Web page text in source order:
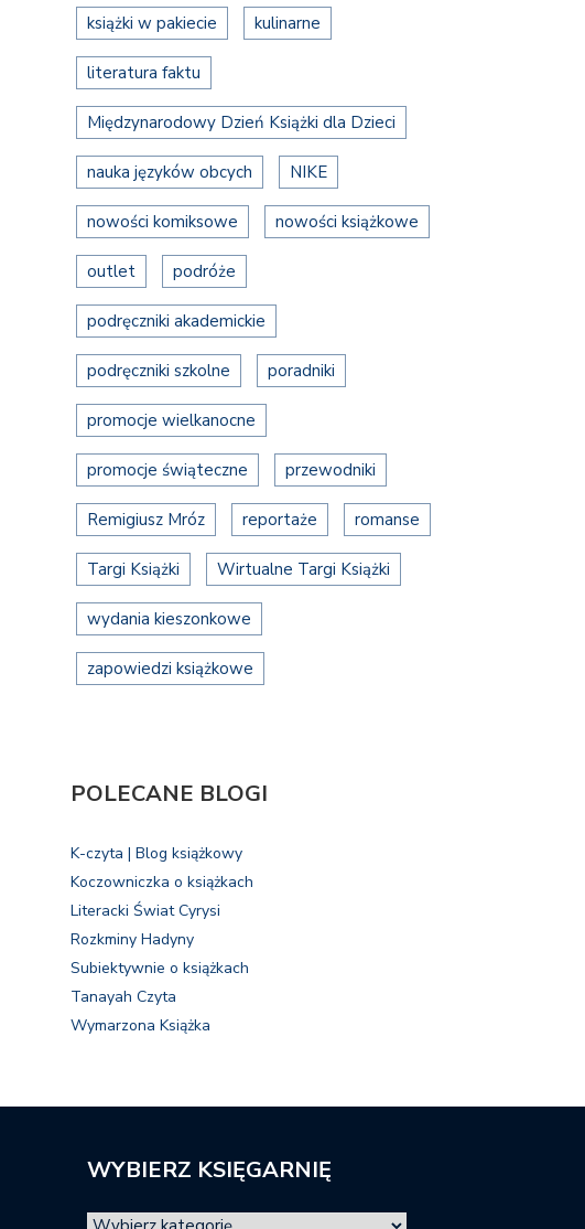
książki w pakiecie kulinarne
literatura faktu
Międzynarodowy Dzień Książki dla Dzieci
nauka języków obcych NIKE
nowości komiksowe nowości książkowe
outlet podróże
podręczniki akademickie
podręczniki szkolne poradniki
promocje wielkanocne
promocje świąteczne przewodniki
Remigiusz Mróz reportaże romanse
Targi Książki Wirtualne Targi Książki
wydania kieszonkowe
zapowiedzi książkowe
POLECANE BLOGI
K-czyta | Blog książkowy
Koczowniczka o książkach
Literacki Świat Cyrysi
Rozkminy Hadyny
Subiektywnie o książkach
Tanayah Czyta
Wymarzona Książka
WYBIERZ KSIĘGARNIĘ